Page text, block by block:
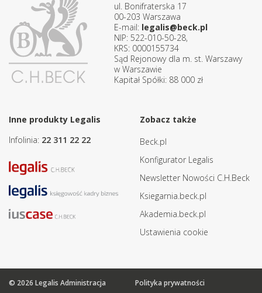
ul. Bonifraterska 17
00-203 Warszawa
E-mail: legalis@beck.pl
NIP: 522-010-50-28,
KRS: 0000155734
Sąd Rejonowy dla m. st. Warszawy
w Warszawie
Kapitał Spółki: 88 000 zł
Inne produkty Legalis
Infolinia: 22 311 22 22
Zobacz także
Beck.pl
Konfigurator Legalis
Newsletter Nowości C.H.Beck
Ksiegarnia.beck.pl
Akademia.beck.pl
Ustawienia cookie
© 2026 Legalis Administracja Polityka prywatności